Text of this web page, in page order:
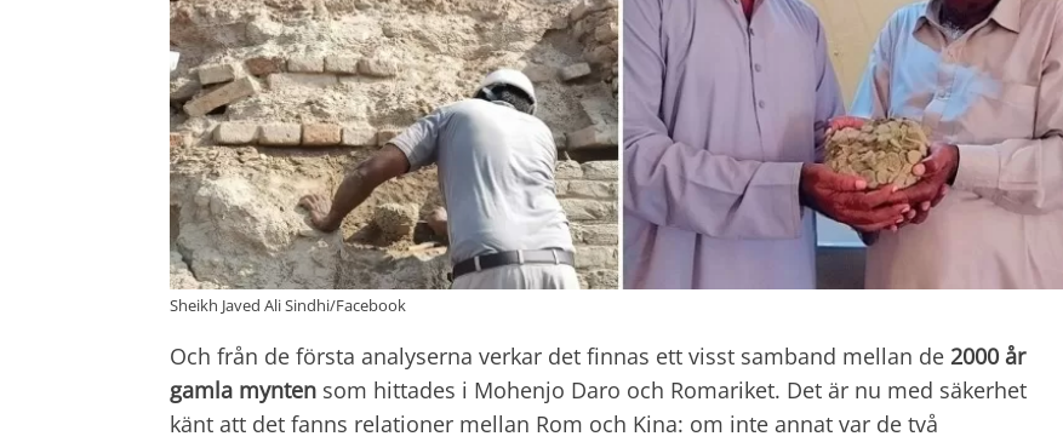
Sheikh Javed Ali Sindhi/Facebook
Och från de första analyserna verkar det finnas ett visst samband mellan de 2000 år
gamla mynten som hittades i Mohenjo Daro och Romariket. Det är nu med säkerhet
känt att det fanns relationer mellan Rom och Kina: om inte annat var de två